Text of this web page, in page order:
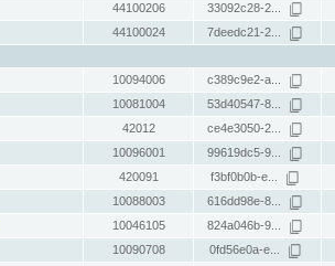
44100206 33092c28-2...
44100024 7deedc21-2...
10094006 c389c9e2-a...
10081004 53d40547-8...
42012 ce4e3050-2...
10096001 99619dc5-9...
420091 f3bf0b0b-e...
10088003 616dd98e-8...
10046105 824a046b-9...
10090708 0fd56e0a-e...